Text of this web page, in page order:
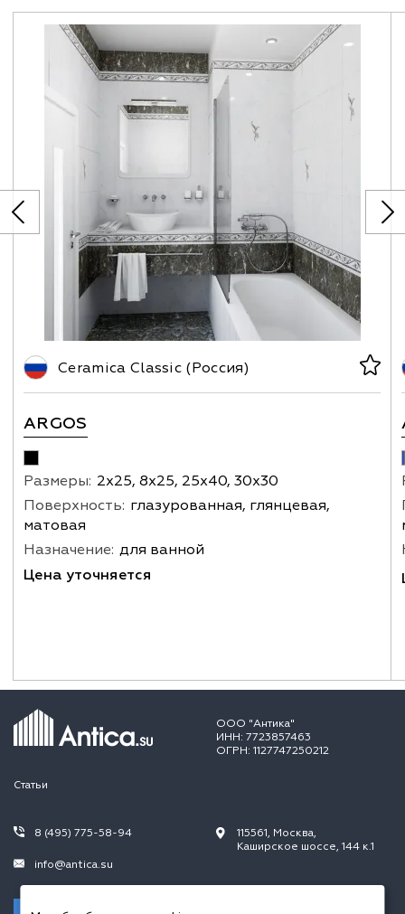
Ceramica Classic (Россия)
ARGOS
Размеры: 2х25, 8х25, 25х40, 30х30
Поверхность: глазурованная, глянцевая,
матовая
Назначение: для ванной
Цена уточняется
ООО "Антика"
ИНН: 7723857463
ОГРН: 1127747250212
Статьи
8 (495) 775-58-94
info@antica.su
115561, Москва,
Каширское шоссе, 144 к.1